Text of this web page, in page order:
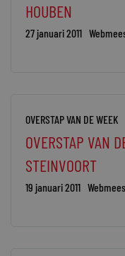
HOUBEN
27 januari 2011
OVERSTAP VAN DE WEEK
OVERSTAP VAN
STEINVOORT
19 januari 2011